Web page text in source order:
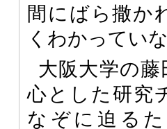
間にばら撒か
くわかってい
大阪大学の藤
心とした研究
なぞに迫る